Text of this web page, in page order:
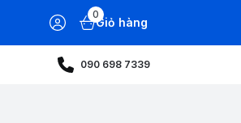
0
Giỏ hàng
090 698 7339